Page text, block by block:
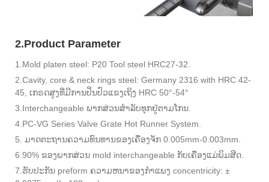
2.Product Parameter
1.Mold platen steel: P20 Tool steel HRC27-32.
2.Cavity, core & neck rings steel: Germany 2316 with HRC 42-
45, ເກຣດສູງທີ່ມີການປິ່ນປົວແຂງເຖິງ HRC 50°-54°
3.Interchangeable ພາກສ່ວນສໍາລັບທຸກຢູ່ຕາມໂກນ.
4.PC-VG Series Valve Grate Hot Runner System.
5. ມາດຕະຖານຄວາມທົນທານຂອງເຄື່ອງຈັກ 0.005mm-0.003mm.
6.90% ຂອງພາກສ່ວນ mold interchangeable ກັບເຄື່ອງແມ່ພິມສີດ.
7.ຮັບປະກັນ preform ຄວາມຫນາຂອງກໍາແພງ concentricity: ±